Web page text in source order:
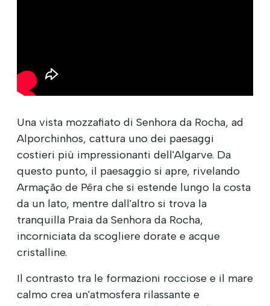
Una vista mozzafiato di Senhora da Rocha, ad
Alporchinhos, cattura uno dei paesaggi
costieri più impressionanti dell'Algarve. Da
questo punto, il paesaggio si apre, rivelando
Armação de Pêra che si estende lungo la costa
da un lato, mentre dall'altro si trova la
tranquilla Praia da Senhora da Rocha,
incorniciata da scogliere dorate e acque
cristalline.
Il contrasto tra le formazioni rocciose e il mare
calmo crea un'atmosfera rilassante e